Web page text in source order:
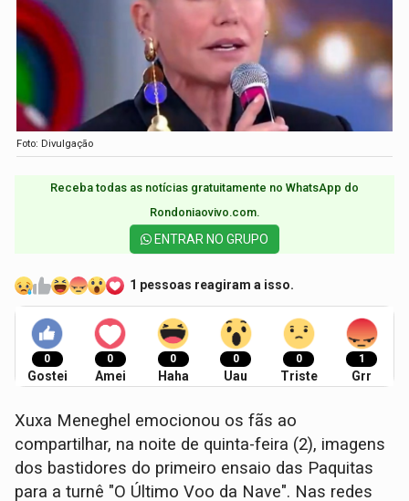
Foto: Divulgação
Receba todas as notícias gratuitamente no WhatsApp do
Rondoniaovivo.com.​
ENTRAR NO GRUPO
1 pessoas reagiram a isso.
0
Gostei
0
Amei
0
Haha
0
Uau
0
Triste
1
Grr
Xuxa Meneghel emocionou os fãs ao
compartilhar, na noite de quinta-feira (2), imagens
dos bastidores do primeiro ensaio das Paquitas
para a turnê "O Último Voo da Nave". Nas redes